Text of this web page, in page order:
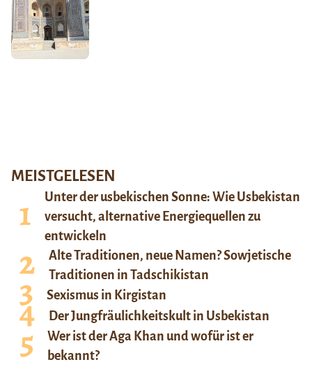
MEISTGELESEN
Unter der usbekischen Sonne: Wie Usbekistan
versucht, alternative Energiequellen zu
entwickeln
Alte Traditionen, neue Namen? Sowjetische
Traditionen in Tadschikistan
Sexismus in Kirgistan
Der Jungfräulichkeitskult in Usbekistan
Wer ist der Aga Khan und wofür ist er
bekannt?